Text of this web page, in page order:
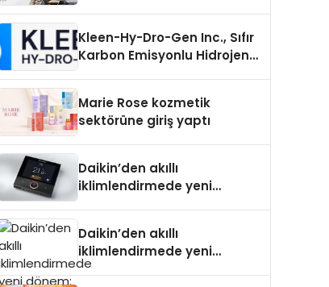
Kleen-Hy-Dro-Gen Inc., Sıfır
Karbon Emisyonlu Hidrojen
Aldı
Marie Rose kozmetik
sektörüne giriş yaptı
Daikin’den akıllı
iklimlendirmede yeni
Daikin’den akıllı
iklimlendirmede yeni
dönem: Madoka Plus